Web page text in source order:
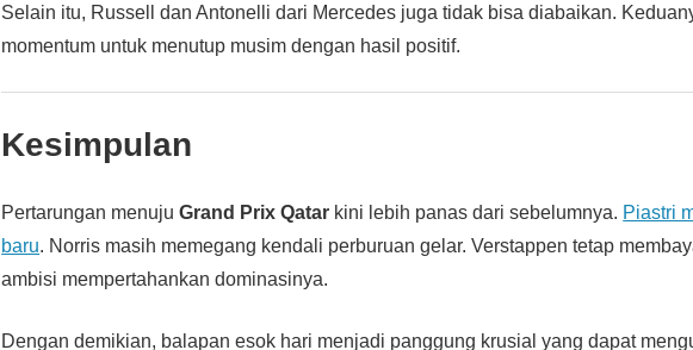
Selain itu, Russell dan Antonelli dari Mercedes juga tidak bisa diabaikan.
momentum untuk menutup musim dengan hasil positif.
Kesimpulan
Pertarungan menujuGrand Prix Qatar kini lebih panas dari sebelumnya. Piastri
baru. Norris masih memegang kendali perburuan gelar. Verstappen tetap
ambisi mempertahankan dominasinya.
Dengan demikian, balapan esok hari menjadi panggung krusial yang dapat